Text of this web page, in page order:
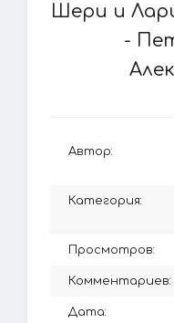
Шери и
-
Автор:
Категория:
Просмотров:
Комментариев:
Дата: